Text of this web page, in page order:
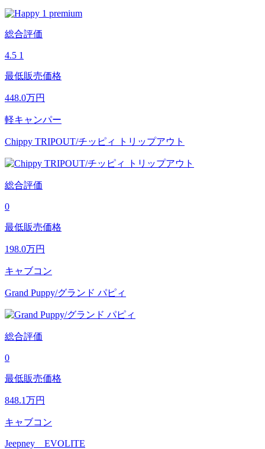
総合評価
4.5 1
最低販売価格
448.0万円
軽キャンパー
Chippy TRIPOUT/チッピィ トリップアウト
総合評価
0
最低販売価格
198.0万円
キャブコン
Grand Puppy/グランド パピィ
総合評価
0
最低販売価格
848.1万円
キャブコン
Jeepney EVOLITE